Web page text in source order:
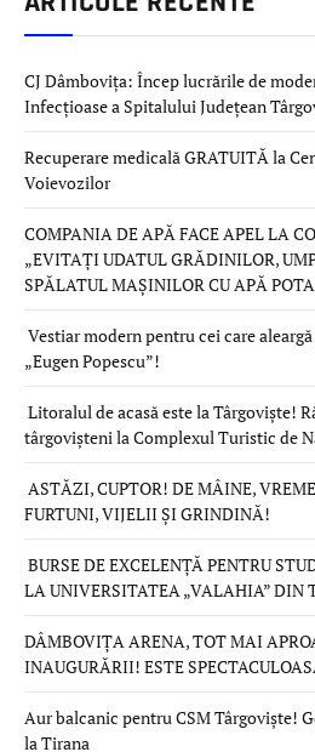
CJ Dâmbovița: Încep lucrările de
Infecțioase a Spitalului Județean
Recuperare medicală GRATUITĂ la
Voievozilor
COMPANIA DE APĂ FACE APEL LA
„EVITAȚI UDATUL GRĂDINILOR,
SPĂLATUL MAȘINILOR CU APĂ
Vestiar modern pentru cei care
„Eugen Popescu”!
Litoralul de acasă este la Târgoviște!
târgovișteni la Complexul Turistic de
ASTĂZI, CUPTOR! DE MÂINE,
FURTUNI, VIJELII ȘI GRINDINĂ!
BURSE DE EXCELENȚĂ PENTRU
LA UNIVERSITATEA „VALAHIA” DIN
DÂMBOVIȚA ARENA, TOT MAI
INAUGURĂRII! ESTE
Aur balcanic pentru CSM Târgoviște!
la Tirana